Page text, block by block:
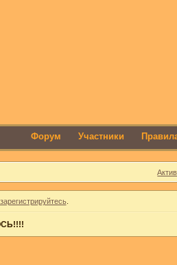
Форум Участники
зарегистрируйтесь.